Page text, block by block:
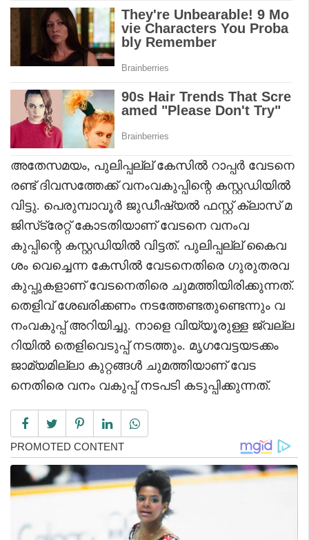
അതേസമയം, പുലിപ്പല്ല് കേസിൽ റാപ്പർ വേടനെ
രണ്ട് ദിവസത്തേക്ക് വനംവകുപ്പിന്റെ കസ്റ്റഡിയിൽ
വിട്ടു. പെരുമ്പാവൂർ ജുഡീഷ്യൽ ഫസ്റ്റ് ക്ലാസ് മ
ജിസ്‌ട്രേറ്റ് കോടതിയാണ് വേടനെ വനംവ
കുപ്പിന്റെ കസ്റ്റഡിയിൽ വിട്ടത്. പുലിപ്പല്ല് കൈവ
ശം വെച്ചെന്ന കേസിൽ വേടനെതിരെ ഗുരുതരവ
കുപ്പുകളാണ് വേടനെതിരെ ചുമത്തിയിരിക്കുന്നത്.
തെളിവ് ശേഖരിക്കണം നടത്തേണ്ടതുണ്ടെന്നും വ
നംവകുപ്പ് അറിയിച്ചു. നാളെ വിയ്യൂരുള്ള ജ്വല്ല
റിയിൽ തെളിവെടുപ്പ് നടത്തും. മൃഗവേട്ടയടക്കം
ജാമ്യമില്ലാ കുറ്റങ്ങൾ ചുമത്തിയാണ് വേട
നെതിരെ വനം വകുപ്പ് നടപടി കടുപ്പിക്കുന്നത്.